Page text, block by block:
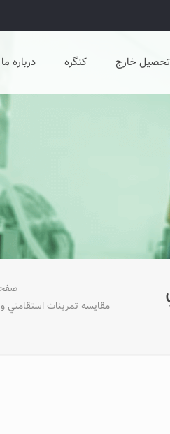
تحصیل خارج کنگره درباره ما
مقايسه تمرينات استقامتي